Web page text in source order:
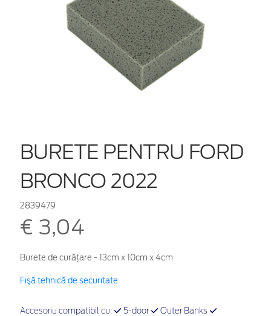
BURETE PENTRU FORD
BRONCO 2022
2839479
€ 3,04
Burete de curățare - 13cm x 10cm x 4cm
Fişă tehnică de securitate
Accesoriu compatibil cu: 5-door
Outer Banks